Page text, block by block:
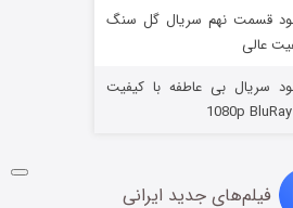
۷ (زیرنویس) منتشر شد
قسمت نهم سریال گل سنگ
عالی
سریال بی عاطفه با کیفیت
فیلم‌های جدید ایرانی